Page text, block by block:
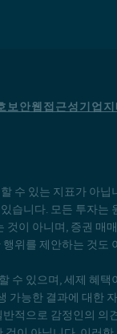
보안웹접근성기업
수 있는 지표가 아
습니다. 모든 투자
이 아니며, 증권 매
위를 제안하는 것
수 있으며, 세제 혜
가능한 결과에 대한
적으로 감정인의